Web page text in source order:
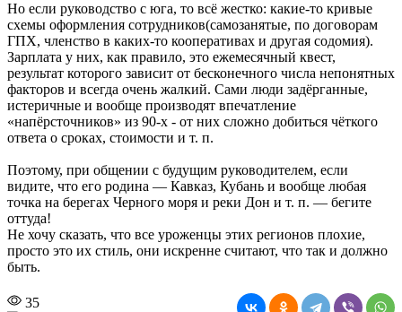
Но если руководство с юга, то всё жестко: какие-то кривые
схемы оформления сотрудников(самозанятые, по договорам
ГПХ, членство в каких-то кооперативах и другая содомия).
Зарплата у них, как правило, это ежемесячный квест,
результат которого зависит от бесконечного числа непонятных
факторов и всегда очень жалкий. Сами люди задёрганные,
истеричные и вообще производят впечатление
«напёрсточников» из 90-х - от них сложно добиться чёткого
ответа о сроках, стоимости и т. п.
Поэтому, при общении с будущим руководителем, если
видите, что его родина — Кавказ, Кубань и вообще любая
точка на берегах Черного моря и реки Дон и т. п. — бегите
оттуда!
Не хочу сказать, что все уроженцы этих регионов плохие,
просто это их стиль, они искренне считают, что так и должно
быть.
35